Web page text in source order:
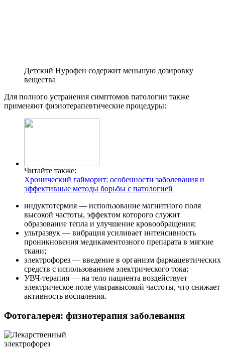
Детский Нурофен содержит меньшую дозировку
вещества
Для полного устранения симптомов патологии также
применяют физиотерапевтические процедуры:
Читайте также:
Хронический гайморит: особенности заболевания и
эффективные методы борьбы с патологией
индуктотермия — использование магнитного поля
высокой частоты, эффектом которого служит
образование тепла и улучшение кровообращения;
ультразвук — вибрация усиливает интенсивность
проникновения медикаментозного препарата в мягкие
ткани;
электрофорез — введение в организм фармацевтических
средств с использованием электрического тока;
УВЧ-терапия — на тело пациента воздействует
электрическое поле ультравысокой частоты, что снижает
активность воспаления.
Фотогалерея: физиотерапия заболевания